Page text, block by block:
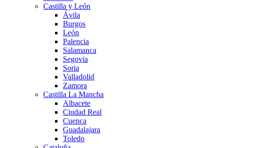
Castilla y León
Ávila
Burgos
León
Palencia
Salamanca
Segovia
Soria
Valladolid
Zamora
Castilla La Mancha
Albacete
Ciudad Real
Cuenca
Guadalajara
Toledo